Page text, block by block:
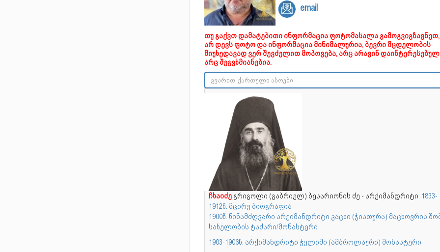
email
თუ გაქვთ დამატებითი ინფორმაცია ფოტომასალა
არ დევს ფოტო და ინფორმაცია მინიმალურია, ბევრი მცდელობის
მიუხედავად ვერ შევძელით მოპოვება, არც არავინ
არც შეგვხმიანებია.
ჩხაიძეგრიგოლი (გაბრიელ) ბესარიონის ძე - არქიმანდრიტი. 1833-
1912წ. მცირე ბიოგრაფია
1900წ. წინამძღვარი არქიმანდრიტი კაცხი (ჭიათურა) მაცხოვრის
სახელობის ტაძარი/მონასტერი
1903-1906წ. არქიმანდრიტი ჭელიში (ამბროლაური) მონასტერი